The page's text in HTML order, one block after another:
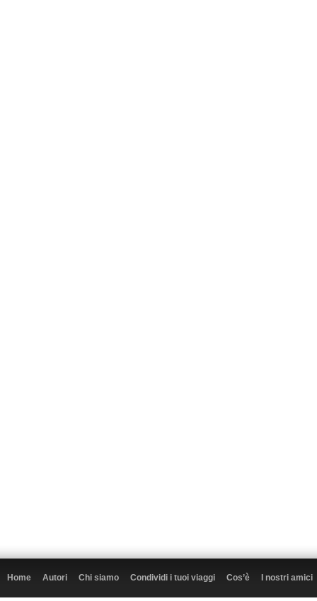
Home Autori Chi siamo Condividi i tuoi viaggi Cos’è I nostri amici